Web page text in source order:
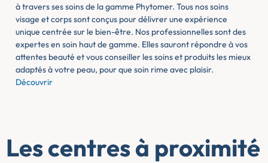
à travers ses soins de la gamme Phytomer. Tous nos soins
visage et corps sont conçus pour délivrer une expérience
unique centrée sur le bien-être. Nos professionnelles sont des
expertes en soin haut de gamme. Elles sauront répondre à vos
attentes beauté et vous conseiller les soins et produits les mieux
adaptés à votre peau, pour que soin rime avec plaisir.
Découvrir
Les centres à proximité